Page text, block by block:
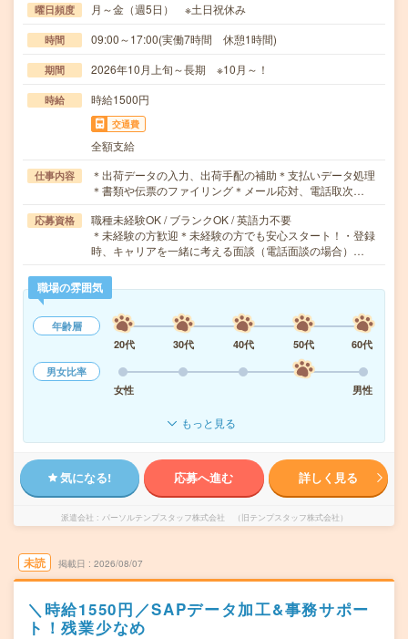
曜日頻度 月～金（週5日） ※土日祝休み
時間 09:00～17:00(実働7時間 休憩1時間)
期間 2026年10月上旬～長期 ※10月～！
時給 時給1500円
交通費
全額支給
仕事内容
＊出荷データの入力、出荷手配の補助＊支払いデータ処理
＊書類や伝票のファイリング＊メール応対、電話取次…
応募資格
職種未経験OK / ブランクOK / 英語力不要
＊未経験の方歓迎＊未経験の方でも安心スタート！・登録
時、キャリアを一緒に考える面談（電話面談の場合）…
職場の雰囲気
年齢層
20代
30代 40代 50代
60代
男女比率
女性
男性
もっと見る
気になる! 応募へ進む 詳しく見る
派遣会社 パーソルテンプスタッフ株式会社 （旧テンプスタッフ株式会社）
未読 掲載日 2026/08/07
＼時給1550円／SAPデータ加工&事務サポー
ト！残業少なめ